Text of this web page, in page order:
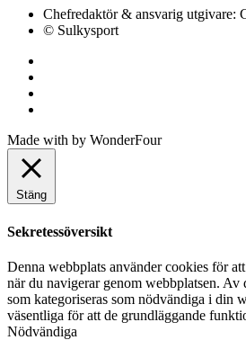
Chefredaktör & ansvarig utgivare:
© Sulkysport
Made with by WonderFour
Stäng
Sekretessöversikt
Denna webbplats använder cookies för
när du navigerar genom webbplatsen. Av
som kategoriseras som nödvändiga i din
väsentliga för att de grundläggande
Nödvändiga